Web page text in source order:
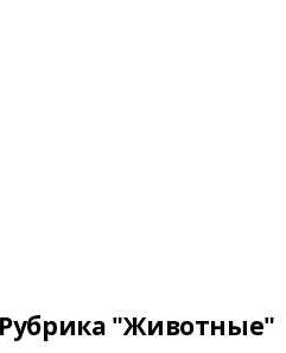
Рубрика "Животные"